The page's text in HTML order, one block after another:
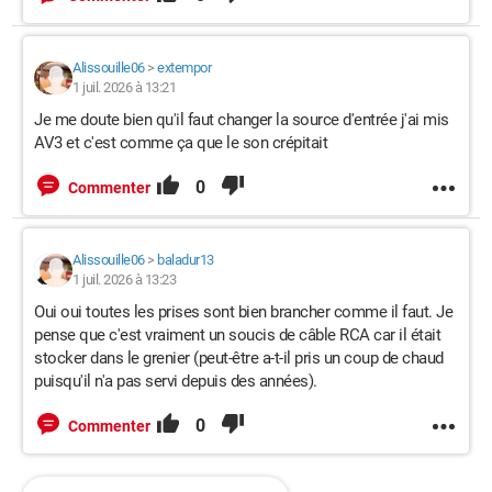
Alissouille06> extempor
1 juil. 2026 à 13:21
Je me doute bien qu'il faut changer la source d'entrée j'ai mis
AV3 et c'est comme ça que le son crépitait
Commenter 0
Alissouille06> baladur13
1 juil. 2026 à 13:23
Oui oui toutes les prises sont bien brancher comme il faut. Je
pense que c'est vraiment un soucis de câble RCA car il était
stocker dans le grenier (peut-être a-t-il pris un coup de chaud
puisqu'il n'a pas servi depuis des années).
Commenter 0